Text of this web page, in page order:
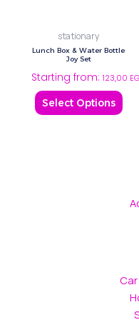
stationary
Lunch Box & Water Bottle
Joy Set
Starting from:123,00
Select Options
be